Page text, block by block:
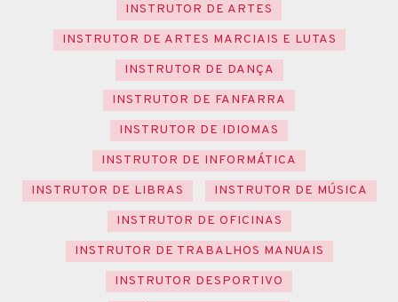
INSTRUTOR DE ARTES
INSTRUTOR DE ARTES MARCIAIS E LUTAS
INSTRUTOR DE DANÇA
INSTRUTOR DE FANFARRA
INSTRUTOR DE IDIOMAS
INSTRUTOR DE INFORMÁTICA
INSTRUTOR DE LIBRAS
INSTRUTOR DE MÚSICA
INSTRUTOR DE OFICINAS
INSTRUTOR DE TRABALHOS MANUAIS
INSTRUTOR DESPORTIVO